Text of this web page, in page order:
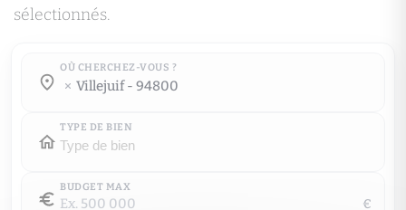
sélectionnés.
OÙ CHERCHEZ-VOUS ?
Où cherchez-vous ?
villejuif - 94800
Où cherchez-vous ?
TYPE DE BIEN
BUDGET MAX
€